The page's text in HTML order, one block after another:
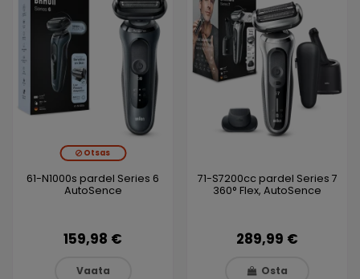
Otsas
61-N1000s pardel Series 6
AutoSence
159,98 €
Vaata
71-S7200cc pardel Series 7
360° Flex, AutoSence
289,99 €
Osta